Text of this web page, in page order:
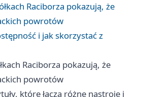
Raciborza pokazują, że
powrotów
i jak skorzystać z
Raciborza pokazują, że
powrotów
które łączą różne nastroje i